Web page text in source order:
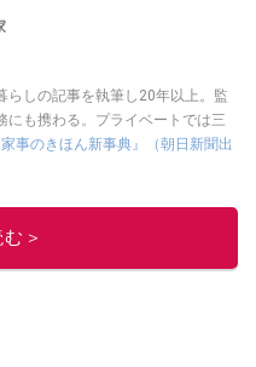
てみました。（提供：パナソニッ
らしの記事を執筆し20年以上。監
にも携わる。プライベートでは三
事のきほん新事典』（朝日新聞出
オシストの他の記事を読む
＞